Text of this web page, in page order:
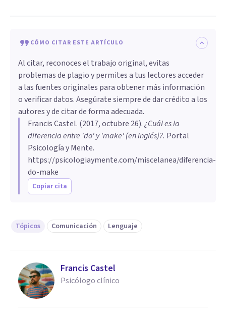
CÓMO CITAR ESTE ARTÍCULO
Al citar, reconoces el trabajo original, evitas
problemas de plagio y permites a tus lectores acceder
a las fuentes originales para obtener más información
o verificar datos. Asegúrate siempre de dar crédito a los
autores y de citar de forma adecuada.
Francis Castel. (2017, octubre 26).¿Cuál es la
diferencia entre 'do' y 'make' (en inglés)?. Portal
Psicología y Mente.
https://psicologiaymente.com/miscelanea/diferencia-
do-make
Copiar cita
Tópicos Comunicación Lenguaje
Francis Castel
Psicólogo clínico